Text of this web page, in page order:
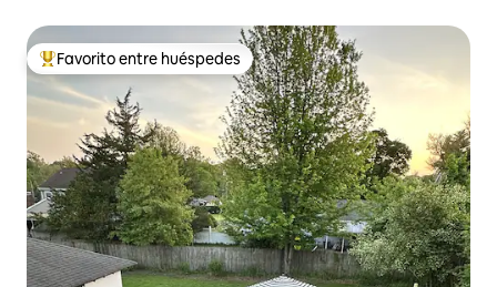
De los mejores en Favorito entre huéspedes
Favorito entre huéspedes